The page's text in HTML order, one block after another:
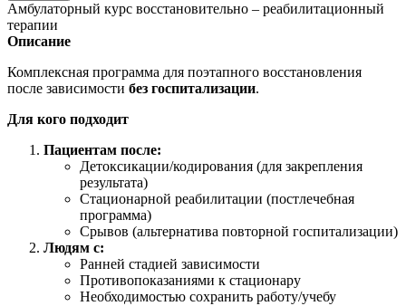
Амбулаторный курс восстановительно – реабилитационный
терапии
Описание
Комплексная программа для поэтапного восстановления
после зависимости без госпитализации.
Для кого подходит
Пациентам после:
Детоксикации/кодирования (для закрепления
результата)
Стационарной реабилитации (постлечебная
программа)
Срывов (альтернатива повторной госпитализации)
Людям с:
Ранней стадией зависимости
Противопоказаниями к стационару
Необходимостью сохранить работу/учебу